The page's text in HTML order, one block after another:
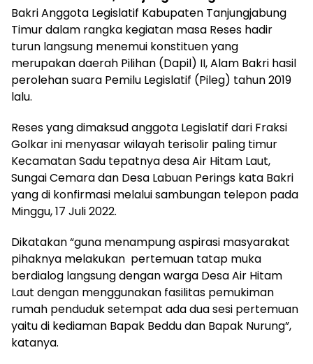
Bakri Anggota Legislatif Kabupaten Tanjungjabung
Timur dalam rangka kegiatan masa Reses hadir
turun langsung menemui konstituen yang
merupakan daerah Pilihan (Dapil) II, Alam Bakri hasil
perolehan suara Pemilu Legislatif (Pileg) tahun 2019
lalu.
Reses yang dimaksud anggota Legislatif dari Fraksi
Golkar ini menyasar wilayah terisolir paling timur
Kecamatan Sadu tepatnya desa Air Hitam Laut,
Sungai Cemara dan Desa Labuan Perings kata Bakri
yang di konfirmasi melalui sambungan telepon pada
Minggu, 17 Juli 2022.
Dikatakan “guna menampung aspirasi masyarakat
pihaknya melakukan pertemuan tatap muka
berdialog langsung dengan warga Desa Air Hitam
Laut dengan menggunakan fasilitas pemukiman
rumah penduduk setempat ada dua sesi pertemuan
yaitu di kediaman Bapak Beddu dan Bapak Nurung”,
katanya.